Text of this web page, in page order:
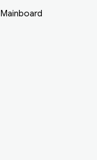
Mainboard